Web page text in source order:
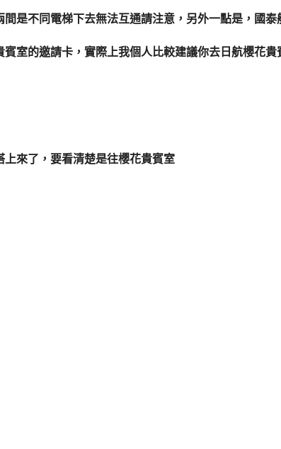
間是不同電梯下去無法互通請注意，另外一點是，國泰
賓室的邀請卡，實際上我個人比較建議你去日航櫻花貴
上來了，要看清楚是往櫻花貴賓室